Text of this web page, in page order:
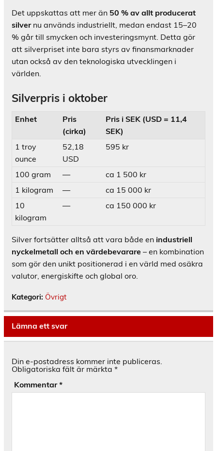
Det uppskattas att mer än 50 % av allt producerat
silvernu används industriellt, medan endast 15–20
% går till smycken och investeringsmynt. Detta gör
att silverpriset inte bara styrs av finansmarknader
utan också av den teknologiska utvecklingen i
världen.
Silverpris i oktober
Enhet
Pris
(cirka)
Pris i SEK (USD = 11,4
SEK)
1 troy
ounce
52,18
USD
595 kr
100 gram —
ca 1 500 kr
1 kilogram
—
ca 15 000 kr
10
kilogram
— ca 150 000 kr
Silver fortsätter alltså att vara både en industriell
nyckelmetall och en värdebevarare – en kombination
som gör den unikt positionerad i en värld med osäkra
valutor, energiskifte och global oro.
Kategori: Övrigt
Lämna ett svar
Din e-postadress kommer inte publiceras.
Obligatoriska fält är märkta *
Kommentar*